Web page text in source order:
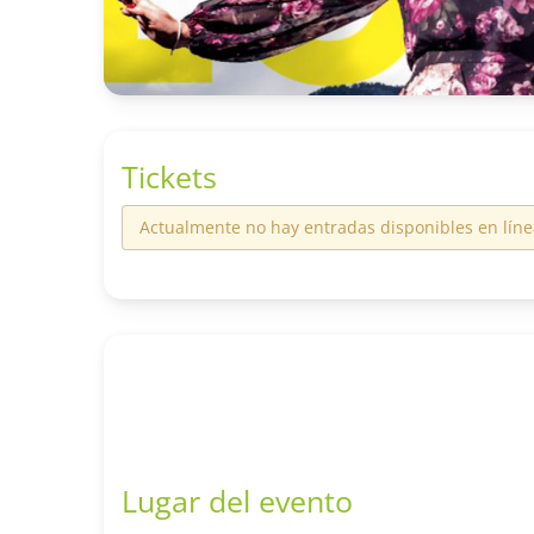
Tickets
Actualmente no hay entradas disponibles en
Lugar del evento